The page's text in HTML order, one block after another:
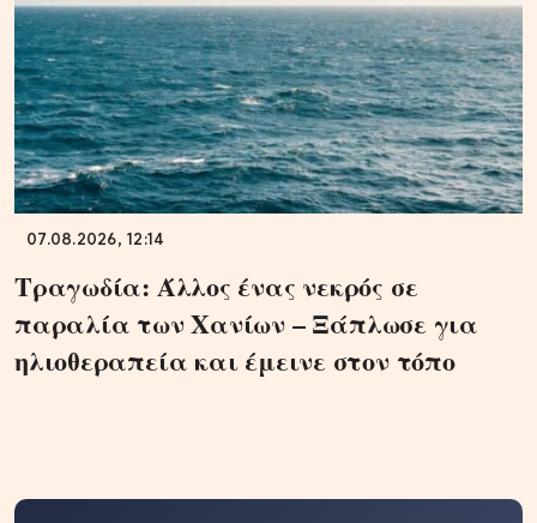
07.08.2026, 12:14
Τραγωδία: Άλλος ένας νεκρός σε
παραλία των Χανίων – Ξάπλωσε για
ηλιοθεραπεία και έμεινε στον τόπο